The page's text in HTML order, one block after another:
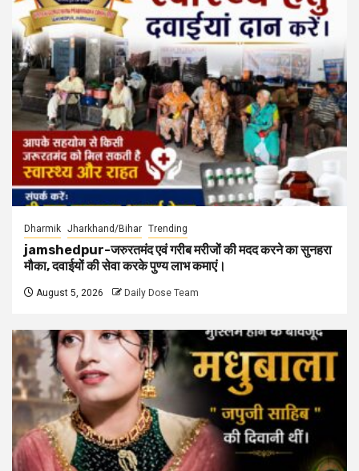
Dharmik Jharkhand/Bihar Trending
jamshedpur-जरुरतमंद एवं गरीब मरीजों की मदद करने का सुनहरा
मौका, दवाईयों की सेवा करके पुण्य लाभ कमाएं।
August 5, 2026 Daily Dose Team